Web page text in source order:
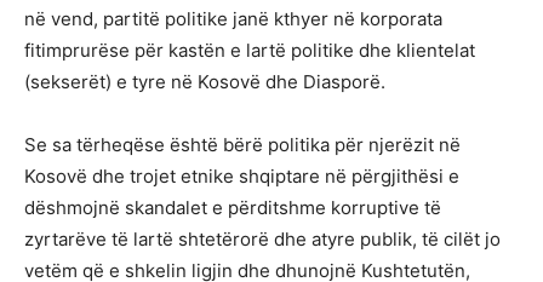
në vend, partitë politike janë kthyer në korporata
fitimprurëse për kastën e lartë politike dhe klientelat
(sekserët) e tyre në Kosovë dhe Diasporë.
Se sa tërheqëse është bërë politika për njerëzit në
Kosovë dhe trojet etnike shqiptare në përgjithësi e
dëshmojnë skandalet e përditshme korruptive të
zyrtarëve të lartë shtetërorë dhe atyre publik, të cilët jo
vetëm që e shkelin ligjin dhe dhunojnë Kushtetutën,